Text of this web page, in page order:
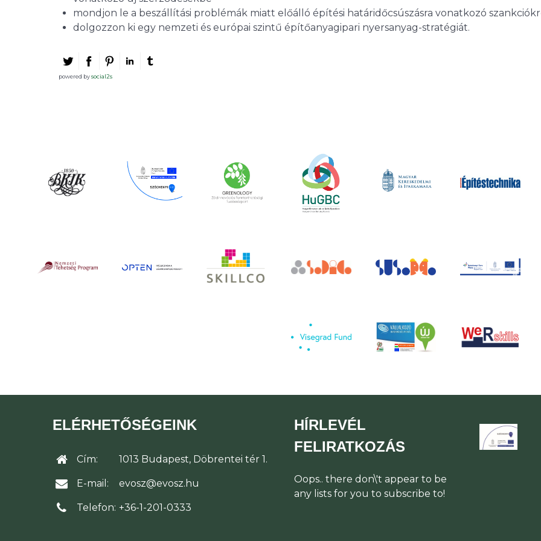
mondjon le a beszállítási problémák miatt előálló építési határidőcsúszásra vonatkozó
dolgozzon ki egy nemzeti és európai szintű építőanyagipari nyersanyag-stratégiát.
powered bysocial2s
ELÉRHETŐSÉGEINK
Cím: 1013 Budapest, Döbrentei tér 1.
E-mail: evosz@evosz.hu
Telefon: +36-1-201-0333
HÍRLEVÉL
FELIRATKOZÁS
Oops.. there don\'t appear to be
any lists for you to subscribe to!